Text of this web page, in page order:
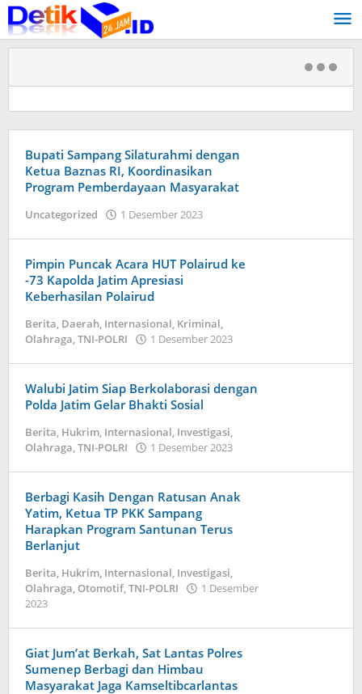
Skip
to
content
Bupati Sampang Silaturahmi dengan
Ketua Baznas RI, Koordinasikan
Program Pemberdayaan Masyarakat
Uncategorized 1 Desember 2023
Pimpin Puncak Acara HUT Polairud ke
-73 Kapolda Jatim Apresiasi
Keberhasilan Polairud
Berita, Daerah, Internasional, Kriminal,
Olahraga,TNI-POLRI 1 Desember 2023
Walubi Jatim Siap Berkolaborasi dengan
Polda Jatim Gelar Bhakti Sosial
Berita, Hukrim, Internasional, Investigasi,
Olahraga,TNI-POLRI 1 Desember 2023
Berbagi Kasih Dengan Ratusan Anak
Yatim, Ketua TP PKK Sampang
Harapkan Program Santunan Terus
Berlanjut
Berita, Hukrim, Internasional, Investigasi,
Olahraga, Otomotif,TNI-POLRI
1 Desember
2023
Giat Jum’at Berkah, Sat Lantas Polres
Sumenep Berbagi dan Himbau
Masyarakat Jaga Kamseltibcarlantas